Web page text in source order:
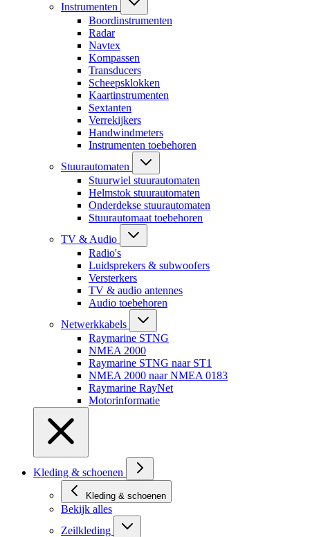
Instrumenten
Boordinstrumenten
Radar
Navtex
Kompassen
Transducers
Scheepsklokken
Kaartinstrumenten
Sextanten
Verrekijkers
Handwindmeters
Instrumenten toebehoren
Stuurautomaten
Stuurwiel stuurautomaten
Helmstok stuurautomaten
Onderdekse stuurautomaten
Stuurautomaat toebehoren
TV & Audio
Radio's
Luidsprekers & subwoofers
Versterkers
TV & audio antennes
Audio toebehoren
Netwerkkabels
Raymarine STNG
NMEA 2000
Raymarine STNG naar ST1
NMEA 2000 naar NMEA 0183
Raymarine RayNet
Motorinformatie
Kleding & schoenen
Kleding & schoenen
Bekijk alles
Zeilkleding